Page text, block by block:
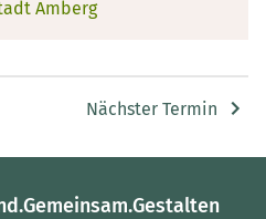
Amberg
Nächster Termin